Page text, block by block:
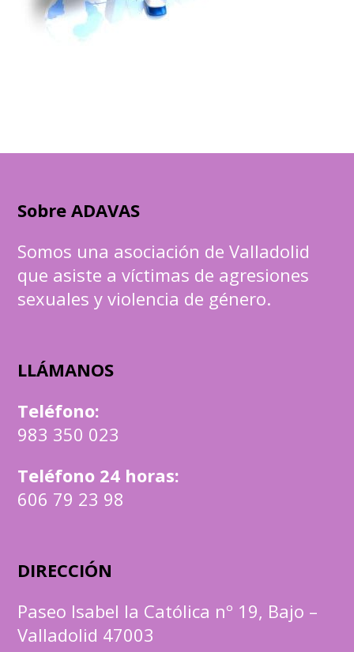
Sobre ADAVAS
Somos una asociación de Valladolid
que asiste a víctimas de agresiones
sexuales y violencia de género.
LLÁMANOS
Teléfono:
983 350 023
Teléfono 24 horas:
606 79 23 98
DIRECCIÓN
Paseo Isabel la Católica nº 19, Bajo –
Valladolid 47003